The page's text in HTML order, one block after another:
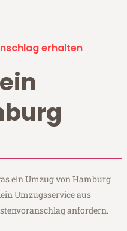
erhalten
ein Umzug von Hamburg
Umzugsservice aus
anfordern.